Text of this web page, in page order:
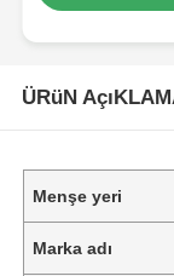
ÜRüN
Menşe yeri
Marka adı